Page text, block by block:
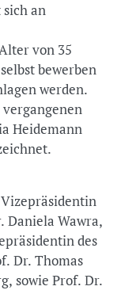
an
von 35
bewerben
werden.
Heidemann
Daniela Wawra,
des
Dr. Thomas
sowie Prof. Dr.